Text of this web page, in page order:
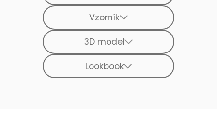
Vzorník
3D model
Lookbook